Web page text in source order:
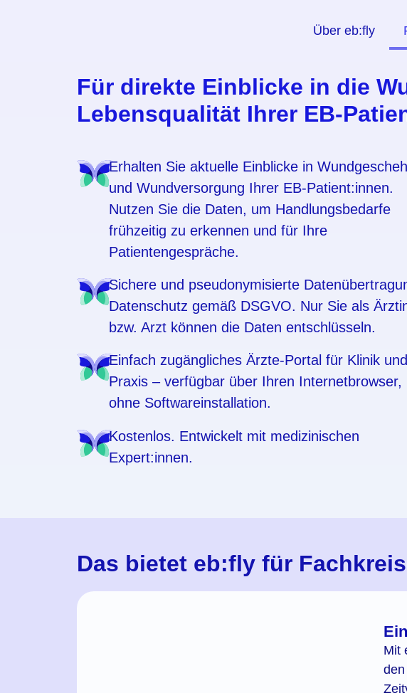
Über eb:fly
Für direkte Einblicke in die
Lebensqualität Ihrer EB-
Erhalten Sie aktuelle Einblicke in
und Wundversorgung Ihrer EB-Patient:innen.
Nutzen Sie die Daten, um Handlungsbedarfe
frühzeitig zu erkennen und für Ihre
Patientengespräche.
Sichere und pseudonymisierte
Datenschutz gemäß DSGVO. Nur Sie als
bzw. Arzt können die Daten entschlüsseln.
Einfach zugängliches Ärzte-Portal für Klinik und
Praxis – verfügbar über Ihren Internetbrowser,
ohne Softwareinstallation.
Kostenlos. Entwickelt mit medizinischen
Expert:innen.
Das bietet eb:fly für
Mit